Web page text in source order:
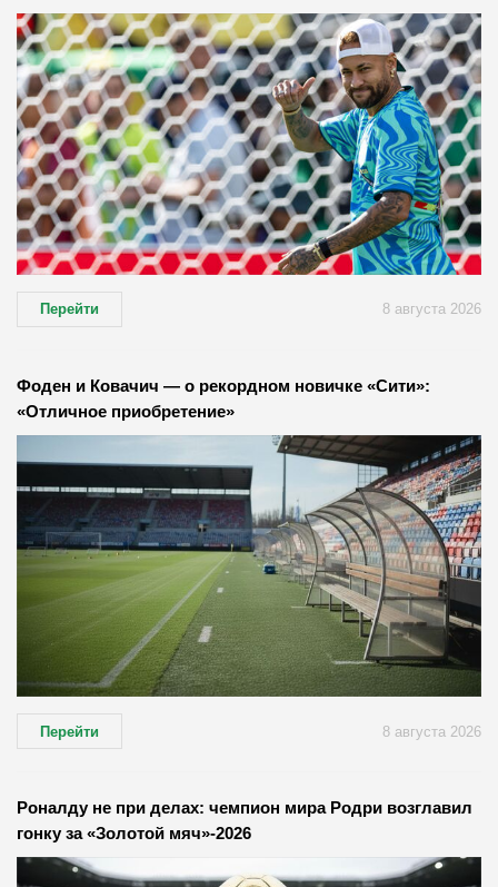
Перейти 8 августа 2026
Фоден и Ковачич — о рекордном новичке «Сити»:
«Отличное приобретение»
Перейти 8 августа 2026
Роналду не при делах: чемпион мира Родри возглавил
гонку за «Золотой мяч»-2026